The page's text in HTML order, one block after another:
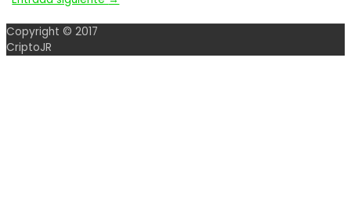
Copyright © 2017
CriptoJR